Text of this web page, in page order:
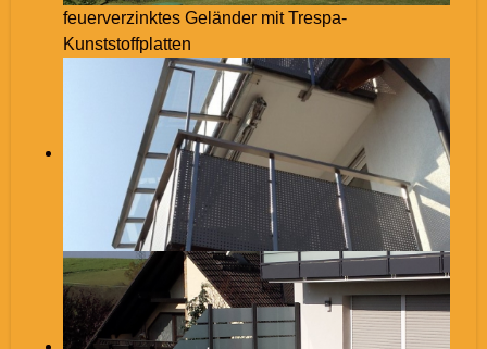
feuerverzinktes Geländer mit Trespa-
Kunststoffplatten